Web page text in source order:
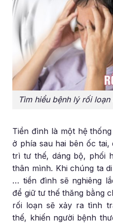
Tìm hiểu bệnh lý rối
Tiền đình là một hệ
ở phía sau hai bên ốc
trì tư thế, dáng bộ, phối
thân mình. Khi chúng ta
… tiền đình sẽ nghiêng
để giữ tư thế thăng bằng
rối loạn sẽ xảy ra tình
thế, khiến người bệnh